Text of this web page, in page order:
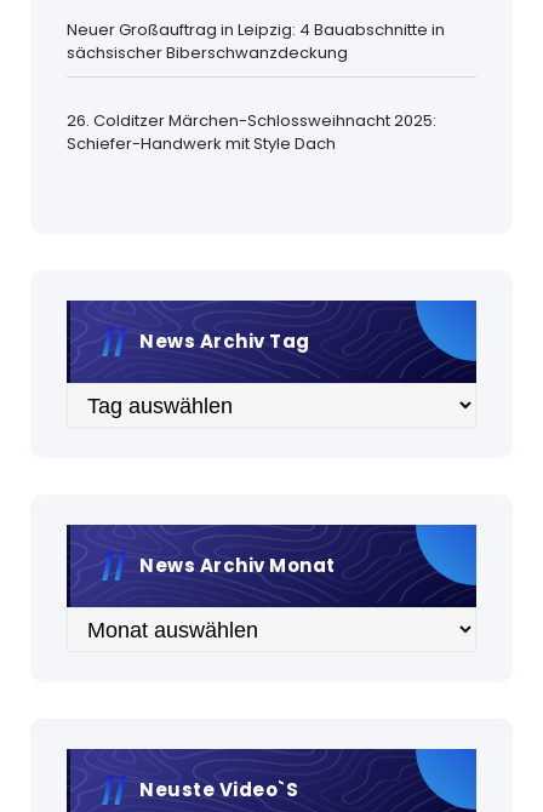
Neuer Großauftrag in Leipzig: 4 Bauabschnitte in
sächsischer Biberschwanzdeckung
26. Colditzer Märchen-Schlossweihnacht 2025:
Schiefer-Handwerk mit Style Dach
News Archiv Tag
Archiv
News Archiv Monat
Archiv
Neuste Video`s